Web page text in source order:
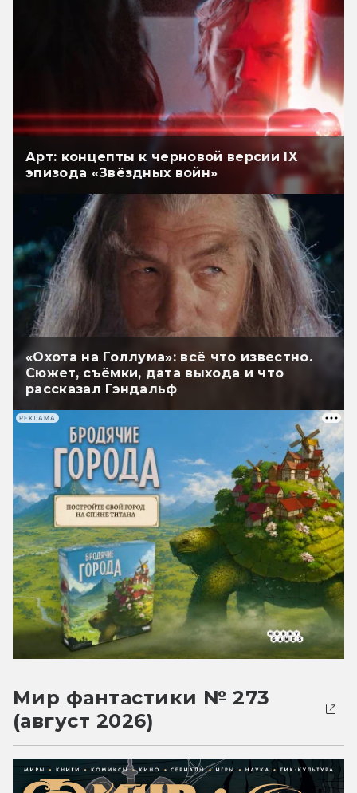
Арт: концепты к черновой версии IX
эпизода «Звёздных войн»
«Охота на Голлума»: всё что известно.
Сюжет, съёмки, дата выхода и что
рассказал Гэндальф
РЕКЛАМА
Мир фантастики № 273
(август 2026)